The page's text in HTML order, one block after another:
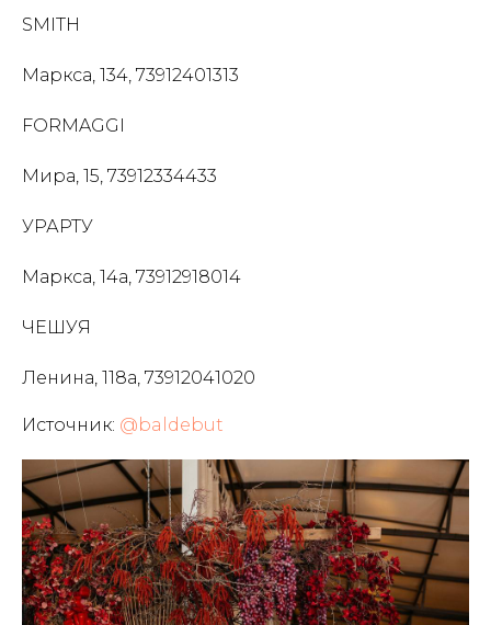
SMITH
Маркса, 134, 73912401313
FORMAGGI
Мира, 15, 73912334433
УРАРТУ
Маркса, 14а, 73912918014
ЧЕШУЯ
Ленина, 118а, 73912041020
Источник: @baldebut